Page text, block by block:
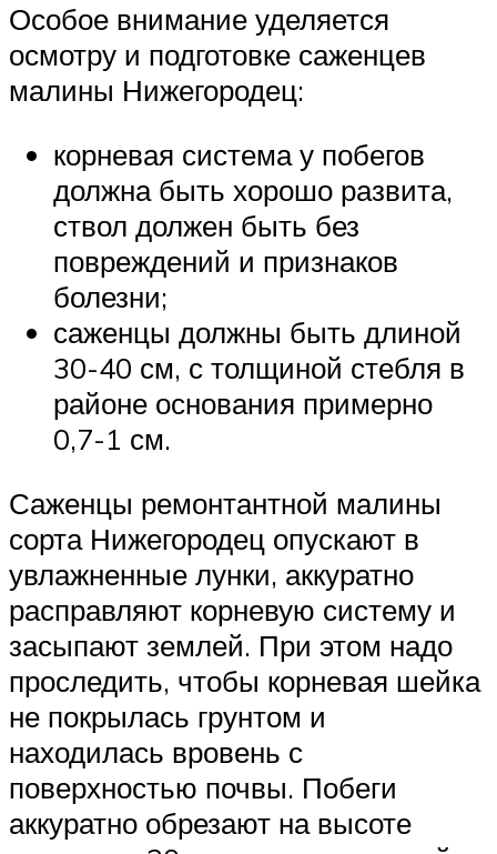
Особое внимание уделяется
осмотру и подготовке саженцев
малины Нижегородец:
корневая система у побегов
должна быть хорошо развита,
ствол должен быть без
повреждений и признаков
болезни;
саженцы должны быть длиной
30-40 см, с толщиной стебля в
районе основания примерно
0,7-1 см.
Саженцы ремонтантной малины
сорта Нижегородец опускают в
увлажненные лунки, аккуратно
расправляют корневую систему и
засыпают землей. При этом надо
проследить, чтобы корневая шейка
не покрылась грунтом и
находилась вровень с
поверхностью почвы. Побеги
аккуратно обрезают на высоте